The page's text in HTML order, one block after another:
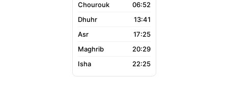
06:52
13:41
17:25
20:29
22:25